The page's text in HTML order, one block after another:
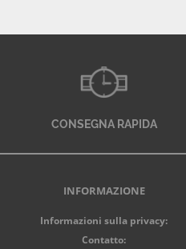
CONSEGNA RAPIDA
INFORMAZIONE
Informazioni sulla privacy:
Contatto: